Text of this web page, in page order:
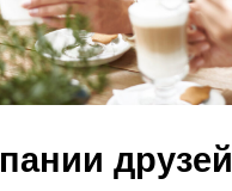
друзей